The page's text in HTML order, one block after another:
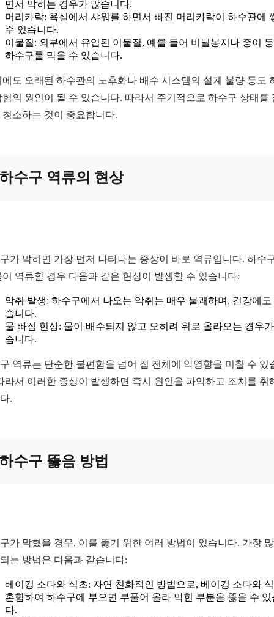
면서 막히는 경우가 많습니다.
머리카락: 욕실에서 샤워를 하면서 빠진 머리카락이 하수관에
수 있습니다.
이물질: 외부에서 유입된 이물질, 예를 들어 비닐봉지나 종이
하수구를 막을 수 있습니다.
에도 오래된 하수관의 노후화나 배수 시스템의 설계 불량 등도
힘의 원인이 될 수 있습니다. 따라서 주기적으로 하수구 상태를
청소하는 것이 중요합니다.
수구 역류의 현상
가 막히면 가장 먼저 나타나는 증상이 바로 역류입니다. 하수
이 역류할 경우 다음과 같은 현상이 발생할 수 있습니다:
악취 발생: 하수구에서 나오는 악취는 매우 불쾌하며, 건강에도
습니다.
물 빠짐 현상: 물이 배수되지 않고 오히려 위로 올라오는 경우
습니다.
역류는 단순한 불편함을 넘어 집 전체에 악영향을 미칠 수 있
라서 이러한 증상이 발생하면 즉시 원인을 파악하고 조치를 취
.
수구 뚫음 방법
가 막혔을 경우, 이를 뚫기 위한 여러 방법이 있습니다. 가장
는 방법은 다음과 같습니다:
베이킹 소다와 식초: 자연 친화적인 방법으로, 베이킹 소다와
혼합하여 하수구에 부으면 부풀어 올라 막힌 부분을 뚫을 수 있
다.